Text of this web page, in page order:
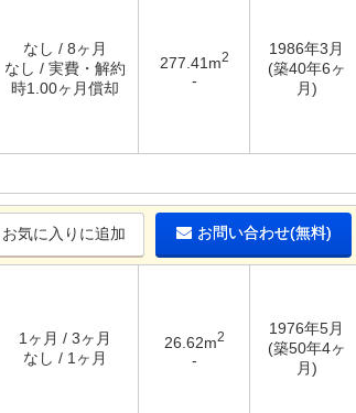
なし / 8ヶ月
なし / 実費・解約
時1.00ヶ月償却
277.41m2
-
1986年3月
(築40年6ヶ
月)
お気に入りに追加 お問い合わせ(無料)
1ヶ月 / 3ヶ月
なし / 1ヶ月
26.62m2
-
1976年5月
(築50年4ヶ
月)